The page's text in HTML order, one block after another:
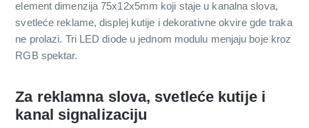
element dimenzija 75x12x5mm koji staje u kanalna slova,
svetleće reklame, displej kutije i dekorativne okvire gde traka
ne prolazi. Tri LED diode u jednom modulu menjaju boje kroz
RGB spektar.
Za reklamna slova, svetleće kutije i
kanal signalizaciju